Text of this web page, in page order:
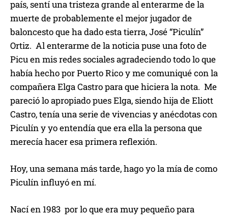
país, sentí una tristeza grande al enterarme de la
muerte de probablemente el mejor jugador de
baloncesto que ha dado esta tierra, José “Piculín”
Ortiz. Al enterarme de la noticia puse una foto de
Picu en mis redes sociales agradeciendo todo lo que
había hecho por Puerto Rico y me comuniqué con la
compañera Elga Castro para que hiciera la nota. Me
pareció lo apropiado pues Elga, siendo hija de Eliott
Castro, tenía una serie de vivencias y anécdotas con
Piculín y yo entendía que era ella la persona que
merecía hacer esa primera reflexión.
Hoy, una semana más tarde, hago yo la mía de como
Piculín influyó en mí.
Nací en 1983 por lo que era muy pequeño para